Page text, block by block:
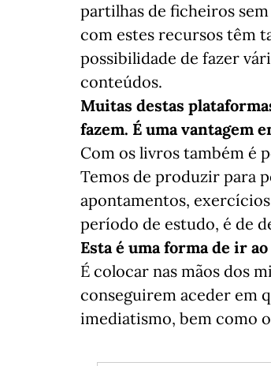
partilhas de ficheiros
com estes recursos têm
possibilidade de fazer
conteúdos.
Muitas destas
fazem. É uma vantagem
Com os livros também é
Temos de produzir para
apontamentos,
período de estudo, é de
Esta é uma forma de ir
É colocar nas mãos dos
conseguirem aceder em
imediatismo, bem como